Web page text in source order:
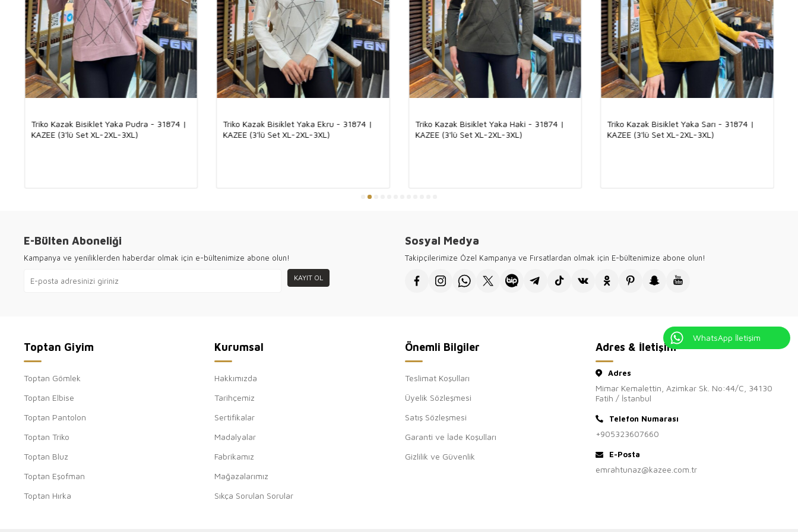
WhatsApp İletişim
Kargo için müşteri temsilcilerimiz ile iletişime geçebilirsiniz.
Sitemizde ön sipariş almaktayız, vermiş olduğunuz siparişleri stokları kontrol
edilerek işleme alınmaktadır.
Firmamız her türlü ödeme sistemi ile çalışmaktadır.
Banka ile ödeyebilir, kredi kartı ile ödeme yapabilirsiniz.
Kargo ile ödeme yapabilirsiniz.
Kazee kadın giyim markasının tüm ürünlerinde kullanılan kumaşlar doğal elyaftan
Triko Kazak Bisiklet Yaka Pudra - 31874 |
KAZEE (3'lü Set XL-2XL-3XL)
Triko Kazak Bisiklet Yaka Ekru - 31874 |
KAZEE (3'lü Set XL-2XL-3XL)
Triko Kazak Bisiklet Yaka Haki - 31874 |
KAZEE (3'lü Set XL-2XL-3XL)
Triko Kazak Bisiklet Yaka Sarı - 31874 |
KAZEE (3'lü Set XL-2XL-3XL)
E-Bülten Aboneliği
Kampanya ve yeniliklerden haberdar olmak için e-bültenimize abone olun!
KAYIT OL
Sosyal Medya
Takipçilerimize Özel Kampanya ve Fırsatlardan olmak için E-bültenimize abone olun!
Toptan Giyim
Toptan Gömlek
Toptan Elbise
Toptan Pantolon
Toptan Triko
Toptan Bluz
Toptan Eşofman
Toptan Hırka
Kurumsal
Hakkımızda
Tarihçemiz
Sertifikalar
Madalyalar
Fabrikamız
Mağazalarımız
Sıkça Sorulan Sorular
Önemli Bilgiler
Teslimat Koşulları
Üyelik Sözleşmesi
Satış Sözleşmesi
Garanti ve İade Koşulları
Gizlilik ve Güvenlik
Adres & İletişim
Adres
Mimar Kemalettin, Azimkar Sk. No:44/C, 34130
Fatih / İstanbul
Telefon Numarası
+905323607660
E-Posta
emrahtunaz@kazee.com.tr